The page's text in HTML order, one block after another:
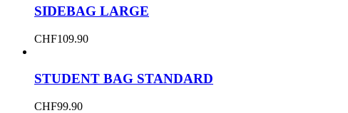
SIDEBAG LARGE
CHF109.90
STUDENT BAG STANDARD
CHF99.90